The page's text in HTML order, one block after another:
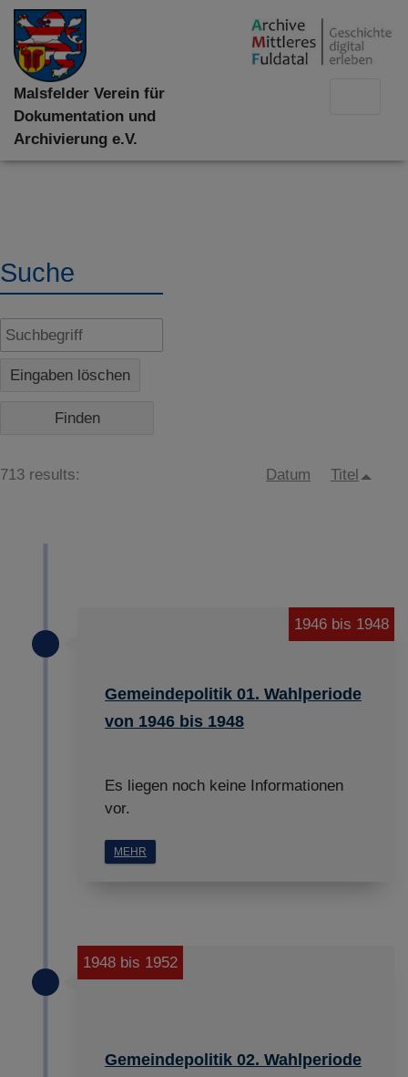
Malsfelder Verein für
Dokumentation und
Archivierung e.V.
Suche
Eingaben löschen
713 results: Datum Titel
Gemeindepolitik 01. Wahlperiode
von 1946 bis 1948
1946 bis 1948
Es liegen noch keine Informationen
vor.
MEHR
Gemeindepolitik 02. Wahlperiode
1948 bis 1952